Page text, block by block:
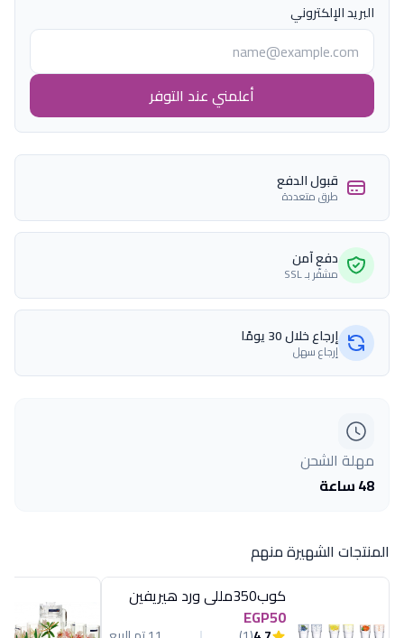
البريد الإلكتروني
أعلمني عند التوفر
قبول الدفع
طرق متعددة
دفع آمن
مشفّر بـ SSL
إرجاع خلال 30 يومًا
إرجاع سهل
مهلة الشحن
48 ساعة
المنتجات الشهيرة منهم
كوب350مللى ورد هيريفين
EGP50